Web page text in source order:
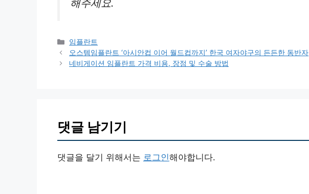
해주세요.
카
테
고
임플란트
오스템임플란트 ‘아시안컵 이어 월드컵까지’ 한국 여자야구의 든든한 동반자
네비게이션 임플란트 가격 비용, 장점 및 수술 방법
댓글 남기기
댓글을 달기 위해서는 로그인해야합니다.